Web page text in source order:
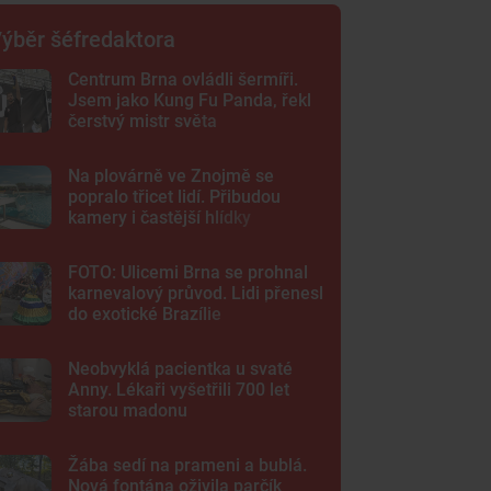
šéfredaktora
Centrum Brna ovládli šermíři.
Jsem jako Kung Fu Panda, řekl
čerstvý mistr světa
Na plovárně ve Znojmě se
popralo třicet lidí. Přibudou
kamery i častější hlídky
FOTO: Ulicemi Brna se prohnal
karnevalový průvod. Lidi přenesl
do exotické Brazílie
Neobvyklá pacientka u svaté
Anny. Lékaři vyšetřili 700 let
starou madonu
Žába sedí na prameni a bublá.
Nová fontána oživila parčík